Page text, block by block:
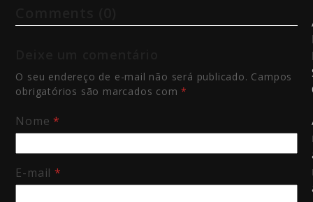
O seu endereço de e-mail não será publicado. Campos
obrigatórios são marcados com*
Nome*
E-mail*